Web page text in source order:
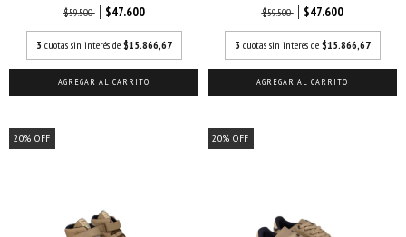
$59.500
$47.600
3 cuotas sin interés de $15.866,67
AGREGAR AL CARRITO
$59.500
$47.600
3 cuotas sin interés de $15.866,67
AGREGAR AL CARRITO
20% OFF 20% OFF